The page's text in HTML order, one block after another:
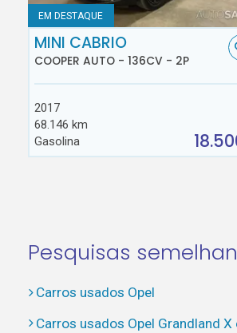
EM DESTAQUE
MINI CABRIO
COOPER AUTO - 136CV - 2P
2017
68.146 km
Gasolina
Pesquisas
Carros usados Opel
Carros usados Opel Grandland X